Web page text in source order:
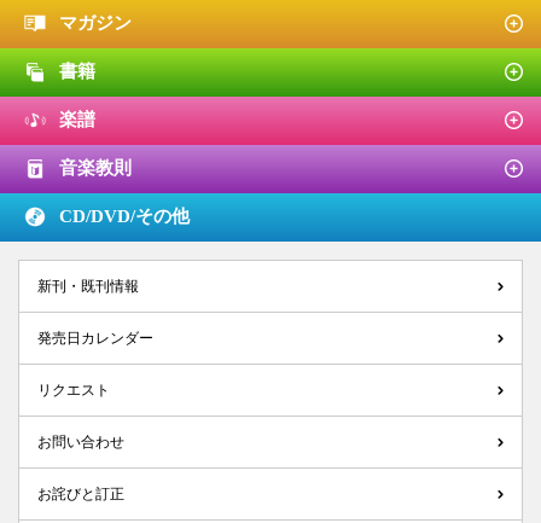
マガジン
書籍
楽譜
音楽教則
CD/DVD/その他
新刊・既刊情報
発売日カレンダー
リクエスト
お問い合わせ
お詫びと訂正